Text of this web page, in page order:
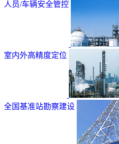
人员/车辆安全管控
室内外高精度定位
全国基准站勘察建设